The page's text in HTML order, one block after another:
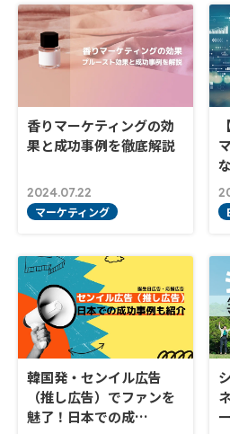
香りマーケティングの効
果と成功事例を徹底解説
2024.07.22
マーケティング
韓国発・センイル広告
（推し広告）でファンを
魅了！日本での成…